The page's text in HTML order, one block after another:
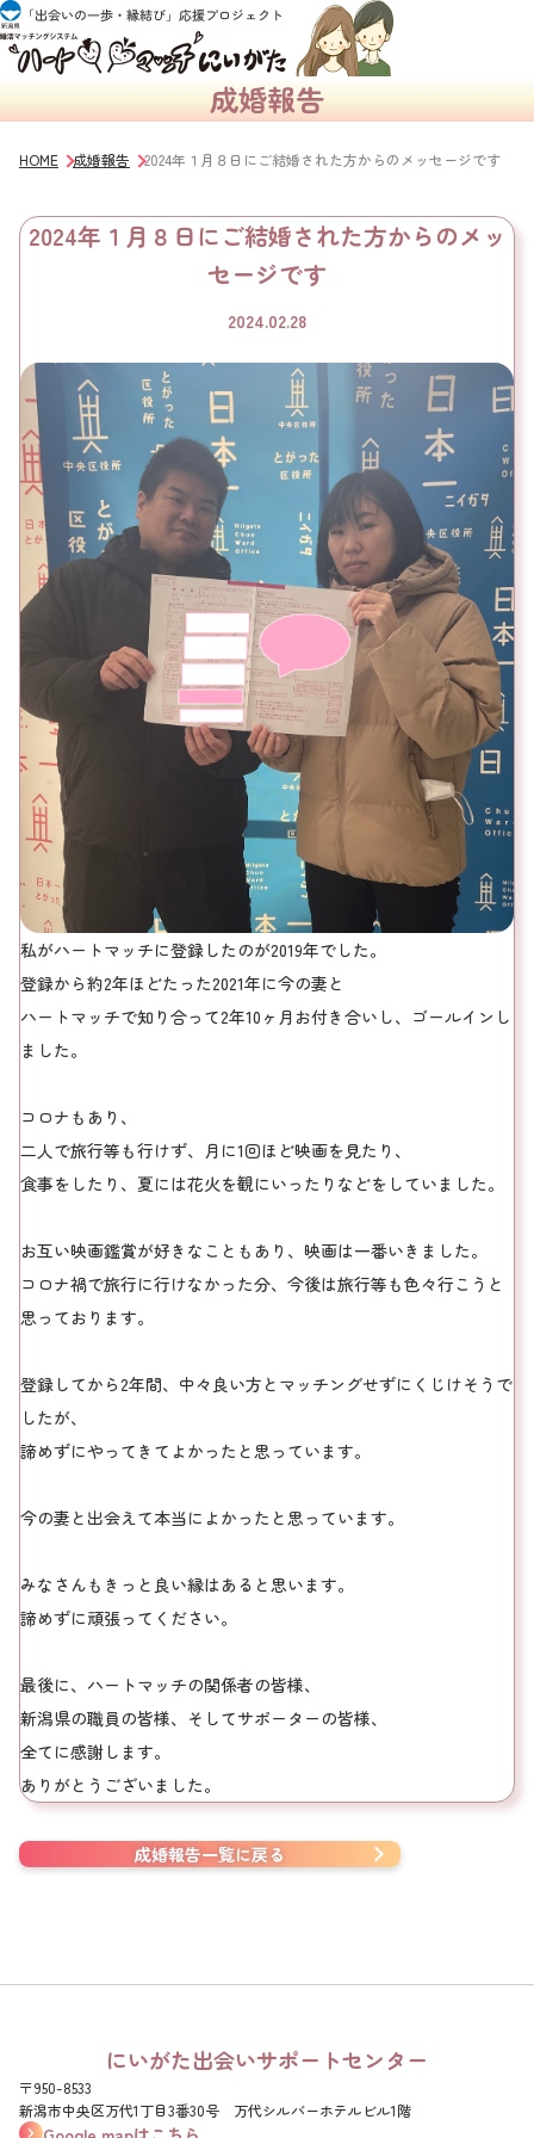
成婚報告
HOME 成婚報告 2024年１月８日にご結婚された方からのメッセージです
2024年１月８日にご結婚された方からのメッ
セージです
2024.02.28
私がハートマッチに登録したのが2019年でした。
登録から約2年ほどたった2021年に今の妻と
ハートマッチで知り合って2年10ヶ月お付き合いし、ゴールインし
ました。
コロナもあり、
二人で旅行等も行けず、月に1回ほど映画を見たり、
食事をしたり、夏には花火を観にいったりなどをしていました。
お互い映画鑑賞が好きなこともあり、映画は一番いきました。
コロナ禍で旅行に行けなかった分、今後は旅行等も色々行こうと
思っております。
登録してから2年間、中々良い方とマッチングせずにくじけそうで
したが、
諦めずにやってきてよかったと思っています。
今の妻と出会えて本当によかったと思っています。
みなさんもきっと良い縁はあると思います。
諦めずに頑張ってください。
最後に、ハートマッチの関係者の皆様、
新潟県の職員の皆様、そしてサポーターの皆様、
全てに感謝します。
ありがとうございました。
成婚報告一覧に戻る
にいがた出会いサポートセンター
〒950-8533
新潟市中央区万代1丁目3番30号 万代シルバーホテルビル1階